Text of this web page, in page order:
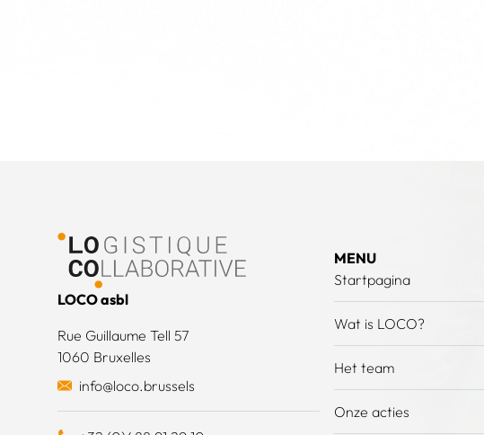
LOCO asbl
Rue Guillaume Tell 57
1060 Bruxelles
info@loco.brussels
MENU
Startpagina
Wat is LOCO?
Het team
Onze acties